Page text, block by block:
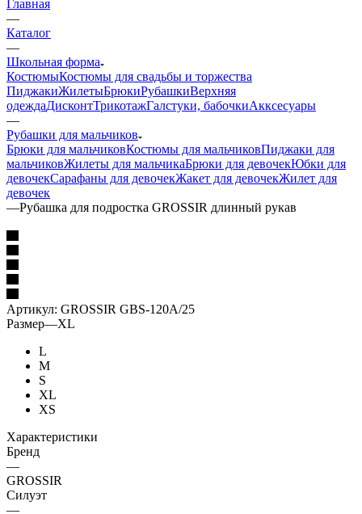
Главная
—
Каталог
—
Школьная форма
КостюмыКостюмы для свадьбы и торжества
ПиджакиЖилетыБрюкиРубашкиВерхняя
одеждаДисконтТрикотажГалстуки, бабочкиАкксесуары
—
Рубашки для мальчиков
Брюки для мальчиковКостюмы для мальчиковПиджаки для
мальчиковЖилеты для мальчикаБрюки для девочекЮбки для
девочекСарафаны для девочекЖакет для девочекЖилет для
девочек
—Рубашка для подростка GROSSIR длинный рукав
Артикул: GROSSIR GBS-120A/25
Размер—XL
L
M
S
XL
XS
Характеристики
Бренд
—
GROSSIR
Силуэт
—